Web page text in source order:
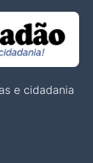
e cidadania